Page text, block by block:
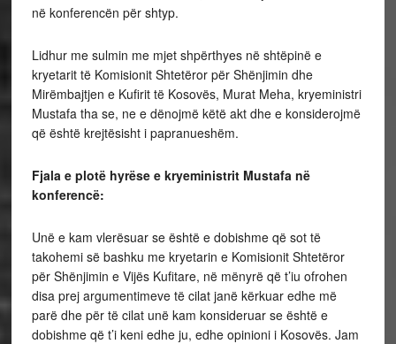
në konferencën për shtyp.
Lidhur me sulmin me mjet shpërthyes në shtëpinë e
kryetarit të Komisionit Shtetëror për Shënjimin dhe
Mirëmbajtjen e Kufirit të Kosovës, Murat Meha, kryeministri
Mustafa tha se, ne e dënojmë këtë akt dhe e konsiderojmë
që është krejtësisht i papranueshëm.
Fjala e plotë hyrëse e kryeministrit Mustafa në
konferencë:
Unë e kam vlerësuar se është e dobishme që sot të
takohemi së bashku me kryetarin e Komisionit Shtetëror
për Shënjimin e Vijës Kufitare, në mënyrë që t’iu ofrohen
disa prej argumentimeve të cilat janë kërkuar edhe më
parë dhe për të cilat unë kam konsideruar se është e
dobishme që t’i keni edhe ju, edhe opinioni i Kosovës. Jam